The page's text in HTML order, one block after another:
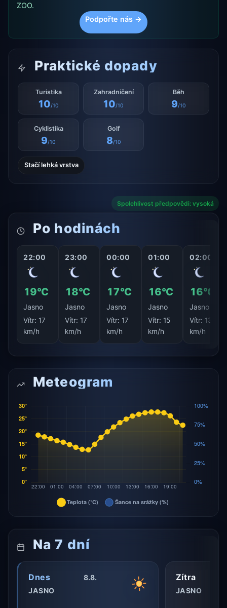
ZOO.
Podpořte nás →
Praktické dopady
Turistika
10/10
Zahradničení
10/10
Běh
9/10
Cyklistika
9/10
Golf
8/10
Stačí lehká vrstva
Spolehlivost předpovědi: vysoká
Po hodinách
22:00
19°C
Jasno
Vítr: 17
km/h
23:00
18°C
Jasno
Vítr: 17
km/h
00:00
17°C
Jasno
Vítr: 17
km/h
01:00
16°C
Jasno
Vítr: 15
km/h
02:00
16°C
Jasno
Vítr: 13
km/h
Meteogram
Na 7 dní
Dnes
8.8.
JASNO
Zítra
JASNO